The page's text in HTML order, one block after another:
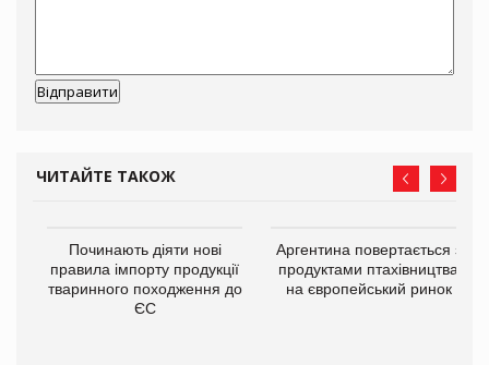
ЧИТАЙТЕ ТАКОЖ
Починають діяти нові
правила імпорту продукції
тваринного походження до
ЄС
Аргентина повертається з
продуктами птахівництва
на європейський ринок